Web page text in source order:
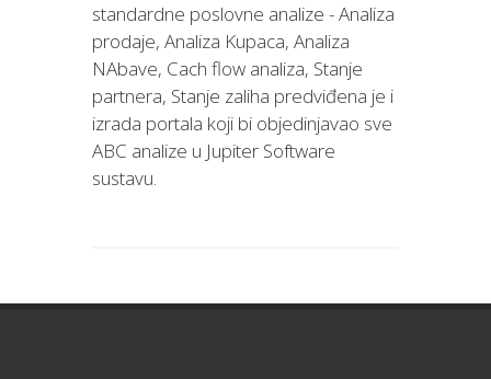
standardne poslovne analize - Analiza
prodaje, Analiza Kupaca, Analiza
NAbave, Cach flow analiza, Stanje
partnera, Stanje zaliha predviđena je i
izrada portala koji bi objedinjavao sve
ABC analize u Jupiter Software
sustavu.